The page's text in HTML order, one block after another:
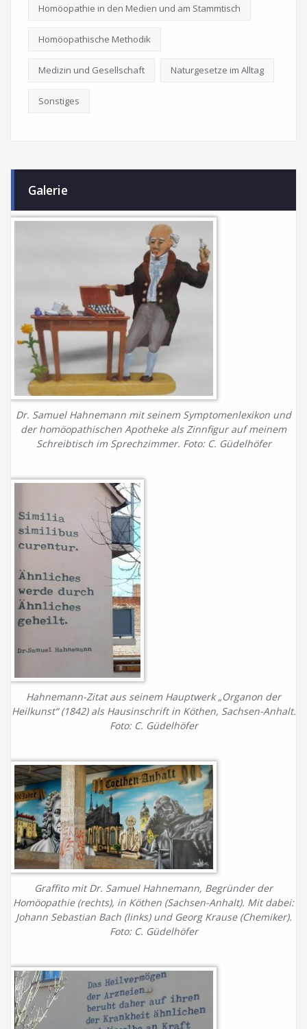
Homöopathie in den Medien und am Stammtisch
Homöopathische Methodik
Medizin und Gesellschaft Naturgesetze im Alltag
Sonstiges
Galerie
Dr. Samuel Hahnemann mit seinem Symptomenlexikon und
der homöopathischen Apotheke als Zinnfigur auf meinem
Schreibtisch im Sprechzimmer. Foto: C. Güdelhöfer
Hahnemann-Zitat aus seinem Hauptwerk „Organon der
Heilkunst“ (1842) als Hausinschrift in Köthen, Sachsen-Anhalt.
Foto: C. Güdelhöfer
Graffito mit Dr. Samuel Hahnemann, Begründer der
Homöopathie (rechts), in Köthen (Sachsen-Anhalt). Mit dabei:
Johann Sebastian Bach (links) und Georg Krause (Chemiker).
Foto: C. Güdelhöfer